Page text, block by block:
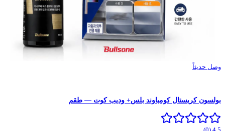
وصل حديثاً
بولسون كريستال كومباوند بلس+ وديب كوت — طقم